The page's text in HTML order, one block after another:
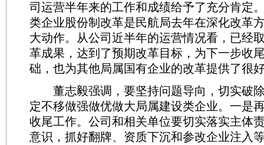
司运营半年来的工作和成绩给予了充分肯定
类企业股份制改革是民航局去年在深化改革
大动作。从公司近半年的运营情况看，已经
革成果，达到了预期改革目标，为下一步收
础，也为其他局属国有企业的改革提供了很
董志毅强调，要坚持问题导向，切实破
定不移做强做优做大局属建设类企业。一是
收尾工作。公司和相关单位要切实落实主体
意识，抓好翻牌、资质下沉和参改企业注入